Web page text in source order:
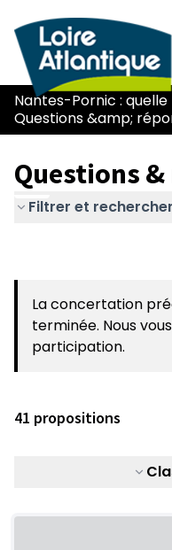
Nantes-Pornic :
Questions &amp;
Questions
Filtrer et rechercher
La concertation
terminée. Nous
participation.
41 propositions